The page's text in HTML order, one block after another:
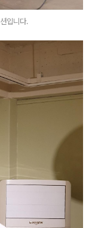
입니다.